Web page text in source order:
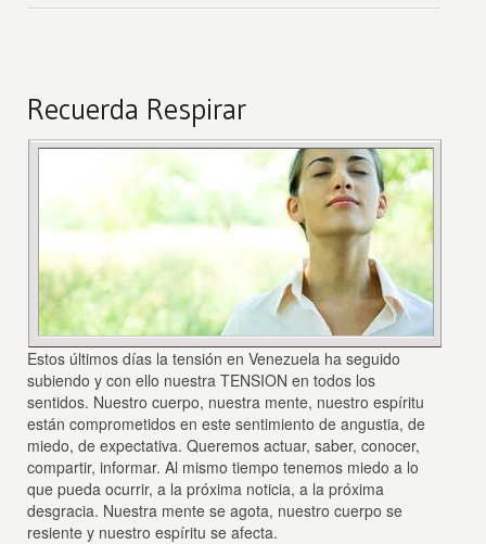
Recuerda Respirar
Estos últimos días la tensión en Venezuela ha seguido
subiendo y con ello nuestra TENSION en todos los
sentidos. Nuestro cuerpo, nuestra mente, nuestro espíritu
están comprometidos en este sentimiento de angustia, de
miedo, de expectativa. Queremos actuar, saber, conocer,
compartir, informar. Al mismo tiempo tenemos miedo a lo
que pueda ocurrir, a la próxima noticia, a la próxima
desgracia. Nuestra mente se agota, nuestro cuerpo se
resiente y nuestro espíritu se afecta.